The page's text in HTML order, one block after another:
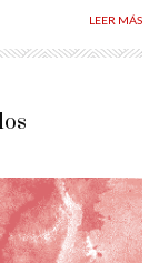
LEER MÁS